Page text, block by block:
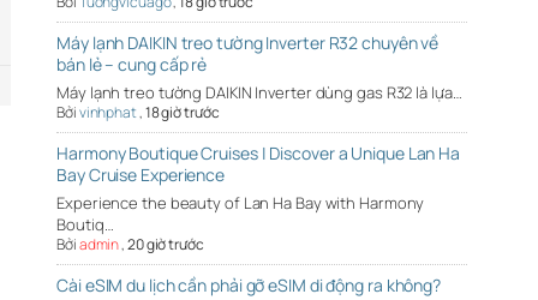
Máy lạnh DAIKIN treo tường Inverter R32 chuyên về
bán lẻ – cung cấp rẻ
Máy lạnh treo tường DAIKIN Inverter dùng gas R32 là lựa…
Bởivinhphat,18 giờ trước
Harmony Boutique Cruises | Discover a Unique Lan Ha
Bay Cruise Experience
Experience the beauty of Lan Ha Bay with Harmony
Boutiq…
Bởiadmin,20 giờ trước
Cài eSIM du lịch cần phải gỡ eSIM di động ra không?